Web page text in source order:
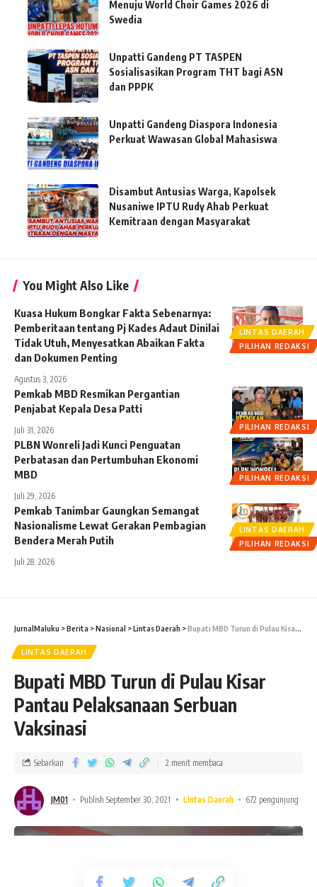
Menuju World Choir Games 2026 di
Swedia
Unpatti Gandeng PT TASPEN
Sosialisasikan Program THT bagi ASN
dan PPPK
Unpatti Gandeng Diaspora Indonesia
Perkuat Wawasan Global Mahasiswa
Disambut Antusias Warga, Kapolsek
Nusaniwe IPTU Rudy Ahab Perkuat
Kemitraan dengan Masyarakat
You Might Also Like
LINTAS DAERAH
PILIHAN REDAKSI
Kuasa Hukum Bongkar Fakta Sebenarnya:
Pemberitaan tentang Pj Kades Adaut Dinilai
Tidak Utuh, Menyesatkan Abaikan Fakta
dan Dokumen Penting
Agustus 3, 2026
PILIHAN REDAKSI
Pemkab MBD Resmikan Pergantian
Penjabat Kepala Desa Patti
Juli 31, 2026
PILIHAN REDAKSI
PLBN Wonreli Jadi Kunci Penguatan
Perbatasan dan Pertumbuhan Ekonomi
MBD
Juli 29, 2026
LINTAS DAERAH
PILIHAN REDAKSI
Pemkab Tanimbar Gaungkan Semangat
Nasionalisme Lewat Gerakan Pembagian
Bendera Merah Putih
Juli 28, 2026
JurnalMaluku >Berita >Nasional >Lintas Daerah >Bupati MBD Turun di Pulau Kisar Pantau Pelaksanaan Serbuan Vaksinasi
LINTAS DAERAH
Bupati MBD Turun di Pulau Kisar
Pantau Pelaksanaan Serbuan
Vaksinasi
JM01 Publish September 30, 2021 Lintas Daerah 672 pengunjung
Sebarkan 2 menit membaca